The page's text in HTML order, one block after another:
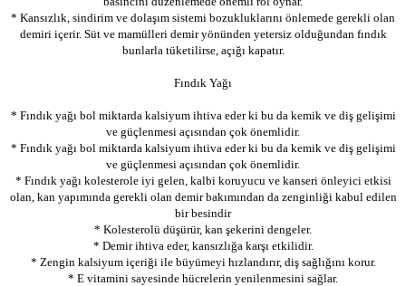
* Kansızlık, sindirim ve dolaşım sistemi bozukluklarını önlemede gerekli olan
demiri içerir. Süt ve mamülleri demir yönünden yetersiz olduğundan fındık
bunlarla tüketilirse, açığı kapatır.
Fındık Yağı
* Fındık yağı bol miktarda kalsiyum ihtiva eder ki bu da kemik ve diş gelişimi
ve güçlenmesi açısından çok önemlidir.
* Fındık yağı bol miktarda kalsiyum ihtiva eder ki bu da kemik ve diş gelişimi
ve güçlenmesi açısından çok önemlidir.
* Fındık yağı kolesterole iyi gelen, kalbi koruyucu ve kanseri önleyici etkisi
olan, kan yapımında gerekli olan demir bakımından da zenginliği kabul edilen
bir besindir
* Kolesterolü düşürür, kan şekerini dengeler.
* Demir ihtiva eder, kansızlığa karşı etkilidir.
* Zengin kalsiyum içeriği ile büyümeyi hızlandırır, diş sağlığını korur.
* E vitamini sayesinde hücrelerin yenilenmesini sağlar.